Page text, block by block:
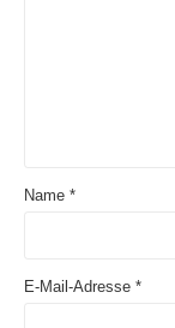
Name *
E-Mail-Adresse *